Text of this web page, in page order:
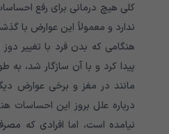
کلی هیچ درمانی برای رفع
ندارد و معمولاً این عوارض با
هنگامی که بدن فرد با تغییر
پیدا کرد و با آن سازگار شد،
مانند در مغز و برخی عوارض
درباره علل بروز این احساسات
نیامده است، اما افرادی که